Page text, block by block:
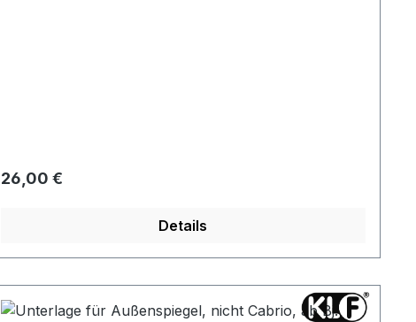
Regulärer Preis:
26,00 €
Details